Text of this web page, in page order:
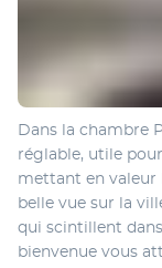
Dans la chambre
réglable, utile
mettant en valeur
belle vue sur la
qui scintillent
bienvenue vous